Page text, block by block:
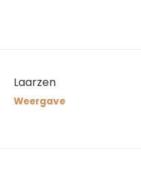
Laarzen
Weergave